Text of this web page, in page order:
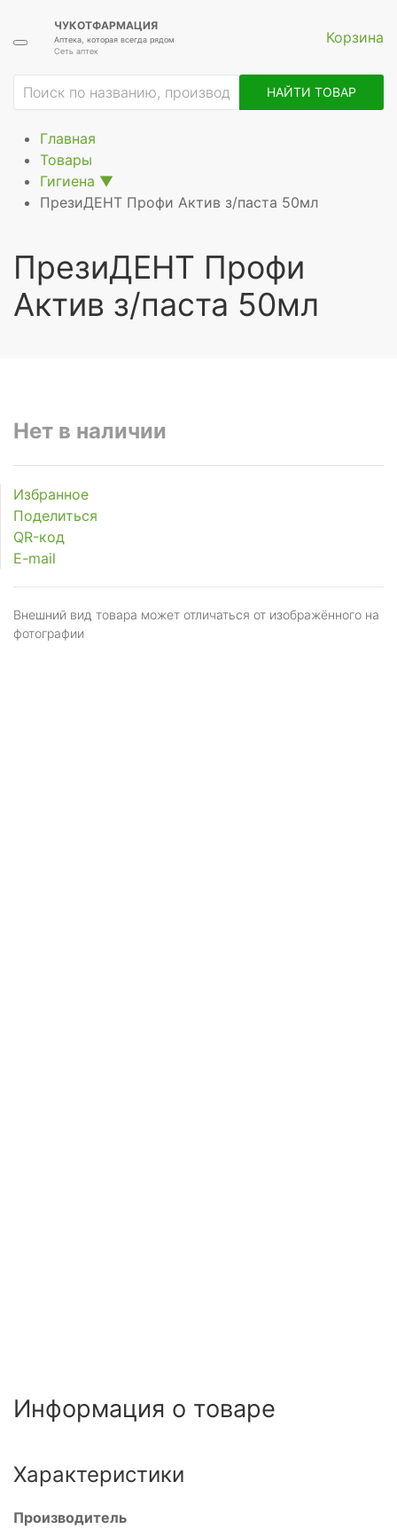
ЧУКОТФАРМАЦИЯ
Аптека, которая всегда рядом
Сеть аптек
Корзина
НАЙТИ ТОВАР
Главная
Товары
Гигиена ▼
ПрезиДЕНТ Профи Актив з/паста 50мл
ПрезиДЕНТ Профи
Актив з/паста 50мл
Нет в наличии
Избранное
Поделиться
QR-код
E-mail
Внешний вид товара может отличаться от изображённого на
фотографии
Информация о товаре
Характеристики
Производитель